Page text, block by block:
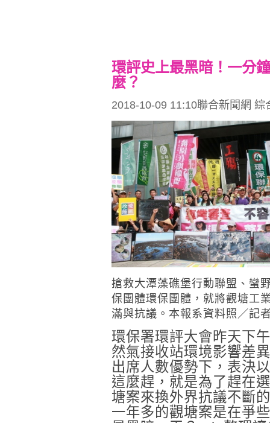
環評史上最黑暗！一分
麼？
2018-10-09 11:10聯合新聞網 綜
搶救大潭藻礁堡行動聯盟、蠻
保團體環保團體，就將觀塘工
滿與抗議。本報系資料照／記
環保署環評大會昨天下
然氣接收站環境影響差
出席人數優勢下，表決
這麼趕，就是為了趕在
塘案來換外界抗議不斷
一年多的觀塘案是在爭